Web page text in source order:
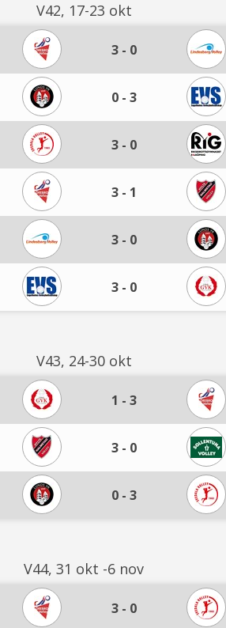
V42, 17-23 okt
3 - 0
0 - 3
3 - 0
3 - 1
3 - 0
3 - 0
V43, 24-30 okt
1 - 3
3 - 0
0 - 3
V44, 31 okt -6 nov
3 - 0